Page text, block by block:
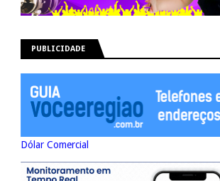
PUBLICIDADE
Dólar Comercial